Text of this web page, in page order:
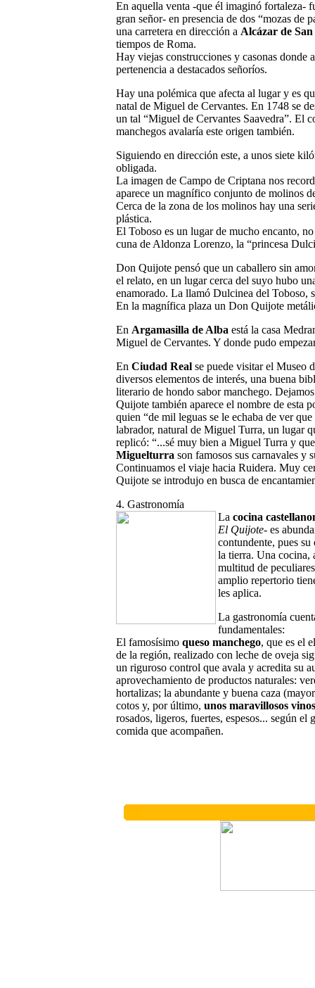
En aquella venta -que él imaginó fortaleza-
gran señor- en presencia de dos “mozas
una carretera en dirección a Alcázar de
tiempos de Roma.
Hay viejas construcciones y casonas donde
pertenencia a destacados señoríos.
Hay una polémica que afecta al lugar y es
natal de Miguel de Cervantes. En 1748 se
un tal “Miguel de Cervantes Saavedra”. El
manchegos avalaría este origen también.
Siguiendo en dirección este, a unos siete
obligada.
La imagen de Campo de Criptana nos
aparece un magnífico conjunto de molinos
Cerca de la zona de los molinos hay una
plástica.
El Toboso es un lugar de mucho encanto,
cuna de Aldonza Lorenzo, la “princesa
Don Quijote pensó que un caballero sin
el relato, en un lugar cerca del suyo hubo
enamorado. La llamó Dulcinea del Toboso,
En la magnífica plaza un Don Quijote
En Argamasilla de Alba está la casa
Miguel de Cervantes. Y donde pudo
En Ciudad Real se puede visitar el Museo
diversos elementos de interés, una buena
literario de hondo sabor manchego.
Quijote también aparece el nombre de esta
quien “de mil leguas se le echaba de ver
labrador, natural de Miguel Turra, un lugar
replicó: “...sé muy bien a Miguel Turra y
Miguelturra son famosos sus carnavales y
Continuamos el viaje hacia Ruidera. Muy
Quijote se introdujo en busca de
4. Gastronomía
La cocina
El Quijote- es
contundente, pues
la tierra. Una cocina,
multitud de
amplio repertorio
les aplica.
La gastronomía
fundamentales:
El famosísimo queso manchego, que es el
de la región, realizado con leche de oveja
un riguroso control que avala y acredita su
aprovechamiento de productos naturales:
hortalizas; la abundante y buena caza
cotos y, por último, unos maravillosos vinos
rosados, ligeros, fuertes, espesos... según el
comida que acompañen.